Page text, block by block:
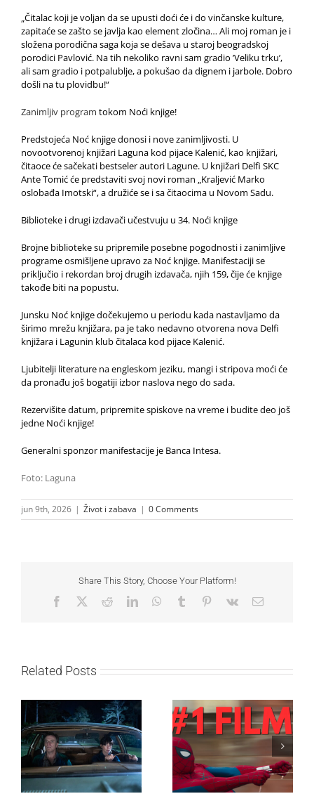
„Čitalac koji je voljan da se upusti doći će i do vinčanske kulture,
zapitaće se zašto se javlja kao element zločina… Ali moj roman je i
složena porodična saga koja se dešava u staroj beogradskoj
porodici Pavlović. Na tih nekoliko ravni sam gradio ’Veliku trku’,
ali sam gradio i potpalublje, a pokušao da dignem i jarbole. Dobro
došli na tu plovidbu!“
Zanimljiv program tokom Noći knjige!
Predstojeća Noć knjige donosi i nove zanimljivosti. U
novootvorenoj knjižari Laguna kod pijace Kalenić, kao knjižari,
čitaoce će sačekati bestseler autori Lagune. U knjižari Delfi SKC
Ante Tomić će predstaviti svoj novi roman „Kraljević Marko
oslobađa Imotski“, a družiće se i sa čitaocima u Novom Sadu.
Biblioteke i drugi izdavači učestvuju u 34. Noći knjige
Brojne biblioteke su pripremile posebne pogodnosti i zanimljive
programe osmišljene upravo za Noć knjige. Manifestaciji se
priključio i rekordan broj drugih izdavača, njih 159, čije će knjige
takođe biti na popustu.
Junsku Noć knjige dočekujemo u periodu kada nastavljamo da
širimo mrežu knjižara, pa je tako nedavno otvorena nova Delfi
knjižara i Lagunin klub čitalaca kod pijace Kalenić.
Ljubitelji literature na engleskom jeziku, mangi i stripova moći će
da pronađu još bogatiji izbor naslova nego do sada.
Rezervišite datum, pripremite spiskove na vreme i budite deo još
jedne Noći knjige!
Generalni sponzor manifestacije je Banca Intesa.
Foto: Laguna
jun 9th, 2026 | Život i zabava | 0 Comments
Share This Story, Choose Your Platform!
Facebook RedditLinkedInWhatsApp
Tumblr Pinterest
Vk Email
Related Posts
SF NIGHT: POSLEDNJI
DANI ULICE
HRASTOVA u Concept
Cinema i CineStar
bioskopima 12. avgusta
Najuspešnije otvaranje
studijskog filma u Srbiji:
Spajdermen: Novi dan
oborio rekord već prvog
vikenda